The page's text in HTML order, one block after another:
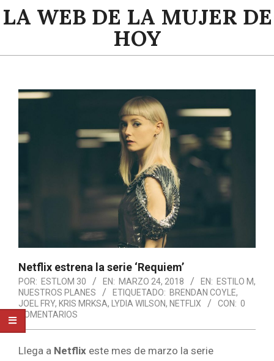
Saltar
alLA WEB DE LA MUJER DE
HOY
Netflix estrena la serie ‘Requiem’
POR: ESTLOM 30 EN: MARZO 24, 2018 EN: ESTILO M,
NUESTROS PLANES
ETIQUETADO: BRENDAN COYLE,
JOEL FRY, KRIS MRKSA, LYDIA WILSON, NETFLIX CON: 0
COMENTARIOS
Llega a Netflix este mes de marzo la serie